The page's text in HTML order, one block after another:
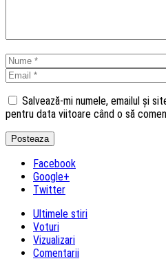
Salvează-mi numele, emailul și
pentru data viitoare când o să
Facebook
Google+
Twitter
Ultimele stiri
Voturi
Vizualizari
Comentarii